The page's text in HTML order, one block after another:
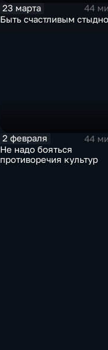
23 марта
44
Быть счастливым стыдно
2 февраля
44
Не надо бояться
противоречия культур